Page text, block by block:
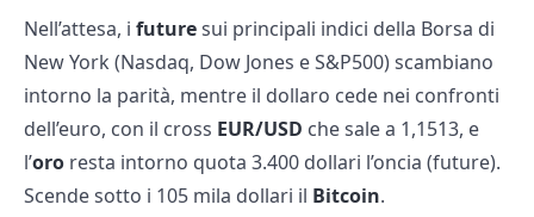
Nell’attesa, i futuresui principali indici della Borsa di
New York (Nasdaq, Dow Jones e S&P500) scambiano
intorno la parità, mentre il dollaro cede nei confronti
dell’euro, con il cross EUR/USD che sale a 1,1513, e
l’oro resta intorno quota 3.400 dollari l’oncia (future).
Scende sotto i 105 mila dollari il Bitcoin.